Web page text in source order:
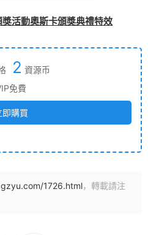
活動奧斯卡頒獎典禮特效
2 資源币
免費
即購買
1726.html，轉載請注